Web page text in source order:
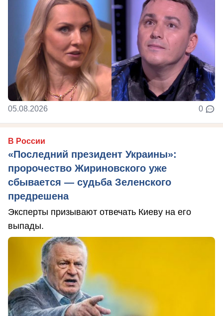
05.08.2026 0
В России
«Последний президент Украины»:
пророчество Жириновского уже
сбывается — судьба Зеленского
предрешена
Эксперты призывают отвечать Киеву на его
выпады.